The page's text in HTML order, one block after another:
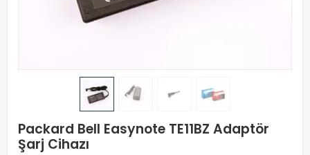
Packard Bell Easynote TE11BZ Adaptör
Şarj Cihazı